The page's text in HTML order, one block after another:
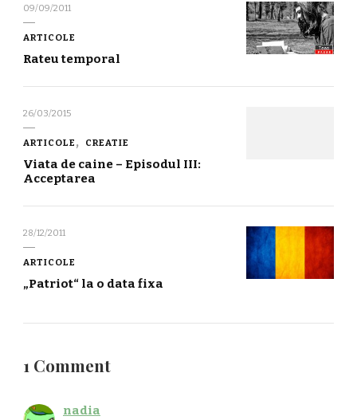
09/09/2011
ARTICOLE
Rateu temporal
26/03/2015
ARTICOLE CREATIE
Viata de caine – Episodul III:
Acceptarea
28/12/2011
ARTICOLE
„Patriot“ la o data fixa
1 Comment
nadia